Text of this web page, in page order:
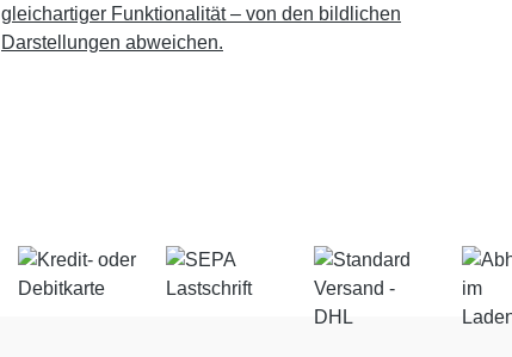
gleichartiger Funktionalität – von den bildlichen
Darstellungen abweichen.